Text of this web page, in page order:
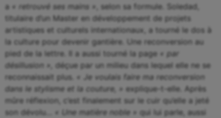
a « retrouvé ses mains » , selon sa formule.
Soledad,
titulaire d’un Master en développement de projets
artistiques et culturels internationaux, a tourné le dos à
la culture pour devenir gantière. Une reconversion au
pied de la lettre. Il a aussi tourné la page « par
désillusion », déçue par un milieu dans lequel elle ne se
reconnaissait plus. « Je voulais faire ma reconversion
dans le stylisme et la couture, » explique-t-elle. Après
mûre réflexion, c’est finalement sur le cuir qu’elle a jeté
son dévolu… « Une matière noble » qui lui parle, aussi